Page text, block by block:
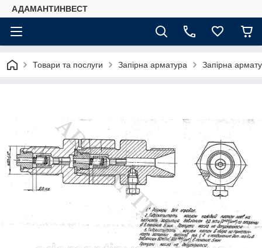
АДАМАНТИНВЕСТ
Товари та послуги Запірна арматура Запірна